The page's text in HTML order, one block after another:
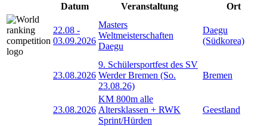
Datum Veranstaltung Ort
22.08 -
03.09.2026
Masters
Weltmeisterschaften
Daegu
Daegu
(Südkorea)
23.08.2026
9. Schülersportfest des SV
Werder Bremen (So.
23.08.26)
Bremen
23.08.2026
KM 800m alle
Altersklassen + RWK
Sprint/Hürden
Geestland